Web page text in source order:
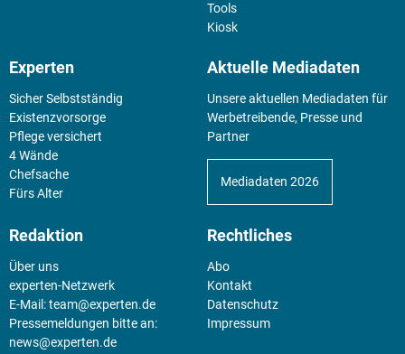
Tools
Kiosk
Experten
Sicher Selbstständig
Existenz­vorsorge
Pflege versichert
4 Wände
Chefsache
Fürs Alter
Aktuelle Mediadaten
Unsere aktuellen Mediadaten für
Werbetreibende, Presse und
Partner
Mediadaten 2026
Redaktion
Über uns
experten-Netzwerk
E-Mail:team@experten.de
Pressemeldungen bitte an:
news@experten.de
Rechtliches
Abo
Kontakt
Datenschutz
Impressum